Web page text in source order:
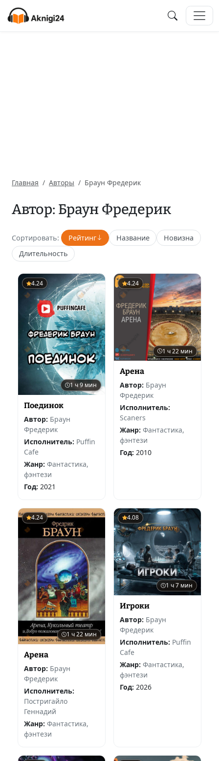
Главная Авторы Браун Фредерик
Автор: Браун Фредерик
Сортировать: Рейтинг Название
Новизна
Длительность
4.24
1 ч 9 мин
Поединок
Автор: Браун
Фредерик
Исполнитель: Puffin
Cafe
Жанр: Фантастика,
фэнтези
Год: 2021
4.24
1 ч 22 мин
Арена
Автор: Браун
Фредерик
Исполнитель:
Scaners
Жанр: Фантастика,
фэнтези
Год: 2010
4.24
1 ч 22 мин
Арена
Автор: Браун
Фредерик
Исполнитель:
Постригайло
Геннадий
Жанр: Фантастика,
фэнтези
4.08
1 ч 7 мин
Игроки
Автор: Браун
Фредерик
Исполнитель: Puffin
Cafe
Жанр: Фантастика,
фэнтези
Год: 2026